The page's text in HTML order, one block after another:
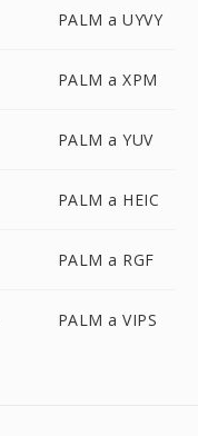
PALM a UYVY
PALM a XPM
PALM a YUV
PALM a HEIC
PALM a RGF
PALM a VIPS